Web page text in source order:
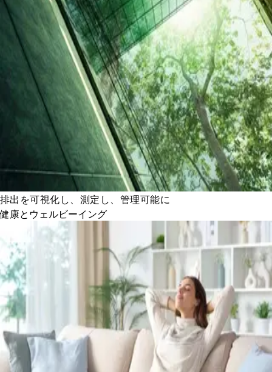
排出を可視化し、測定し、管理可能に
健康とウェルビーイング